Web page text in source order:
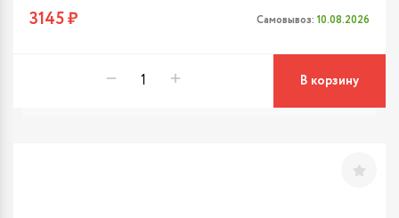
3145 ₽ Самовывоз: 10.08.2026
В корзину